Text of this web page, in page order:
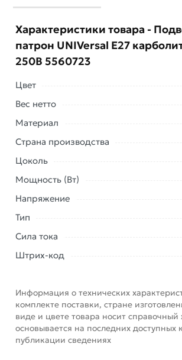
Условия доставки и цены на товар
категорииПатроны
области.
Наши профессиональные менеджеры
заказ и свяжутся с Вами для
описанием, характеристиками и
Данний товар от производителя
соответствует всем стандартам
купленного товарa в течение 7 дней
Характеристики товара -
патрон UNIVersal Е27
250В 5560723
Цвет
Вес нетто
Материал
Страна производства
Цоколь
Мощность (Вт)
Напряжение
Тип
Сила тока
Штрих-код
Информация о технических
комплекте поставки, стране
виде и цвете товара носит справочный
основывается на последних доступных
публикации сведениях